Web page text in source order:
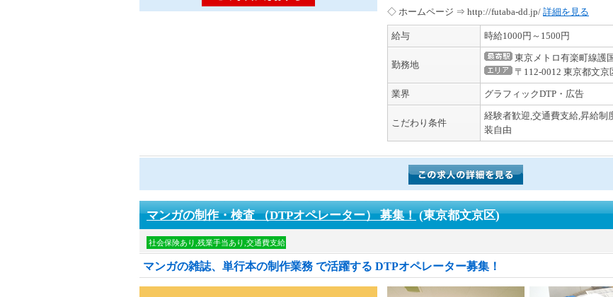
◇ ホームページ ⇒ http://futaba-dd.jp/ 詳細を見る
給与 時給1000円～1500円
勤務地
東京メトロ有楽町線護
〒112-0012 東京都文京
業界 グラフィックDTP・広告
こだわり条件
経験者歓迎,交通費支給,昇給制
装自由
マンガの制作・検査 （DTPオペレーター） 募集！(東京都文京区)
社会保険あり,残業手当あり,交通費支給
マンガの雑誌、単行本の制作業務 で活躍する DTPオペレーター募集！